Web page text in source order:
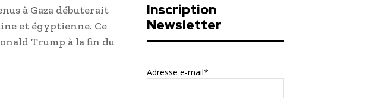
à Gaza débuterait
et égyptienne. Ce
Trump à la fin du
Inscription
Newsletter
Adresse e-mail*